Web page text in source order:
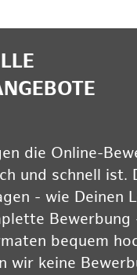
die Online-
und schnell ist.
- wie Deinen
Bewerbung
bequem
wir keine